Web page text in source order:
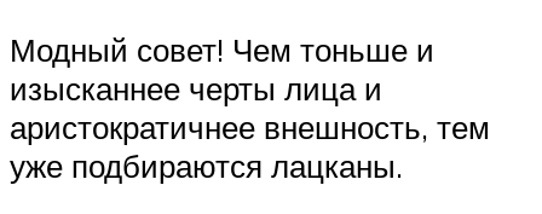
Модный совет! Чем тоньше и
изысканнее черты лица и
аристократичнее внешность, тем
уже подбираются лацканы.